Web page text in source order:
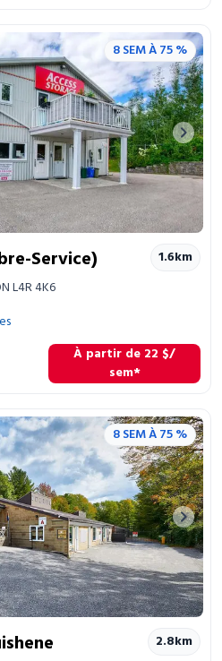
8 SEM À 75 %
Next
Service) 1.6km
L4R 4K6
À partir de 22 $/
sem*
8 SEM À 75 %
Next
2.8km